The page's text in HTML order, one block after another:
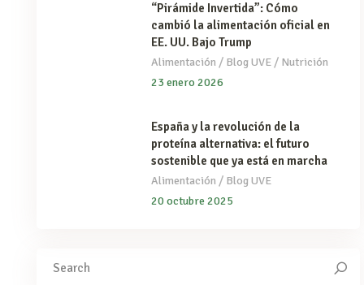
“Pirámide Invertida”: Cómo
cambió la alimentación oficial en
EE. UU. Bajo Trump
Alimentación / Blog UVE/ Nutrición
23 enero 2026
España y la revolución de la
proteína alternativa: el futuro
sostenible que ya está en marcha
Alimentación / Blog UVE
20 octubre 2025